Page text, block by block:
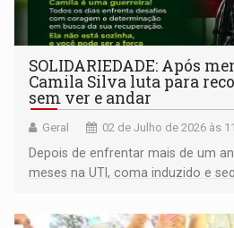
SOLIDARIEDADE: Após
Camila Silva luta para
sem ver e andar
Geral 02 de Julho de 2026 às
Depois de enfrentar mais de um
meses na UTI, coma induzido e